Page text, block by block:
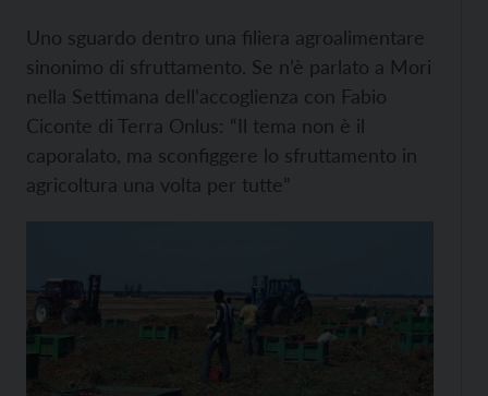
Uno sguardo dentro una filiera agroalimentare
sinonimo di sfruttamento. Se n’è parlato a Mori
nella Settimana dell’accoglienza con Fabio
Ciconte di Terra Onlus: “Il tema non è il
caporalato, ma sconfiggere lo sfruttamento in
agricoltura una volta per tutte”